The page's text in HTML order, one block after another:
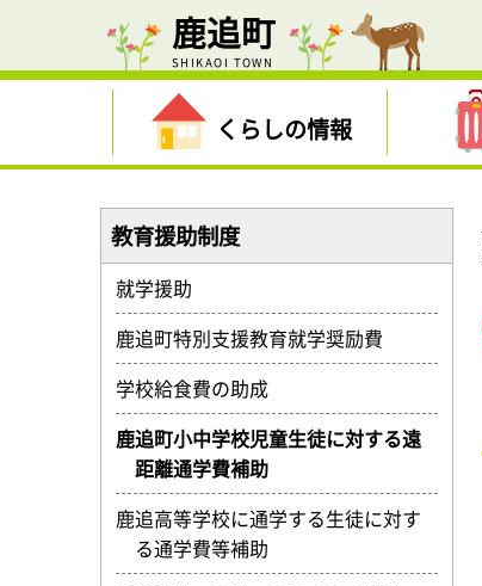
鹿追町
SHIKAOI TOWN
くらしの情報
教育援助制度
就学援助
鹿追町特別支援教育就学奨励費
学校給食費の助成
鹿追町小中学校児童生徒に対する遠
距離通学費補助
鹿追高等学校に通学する生徒に対す
る通学費等補助